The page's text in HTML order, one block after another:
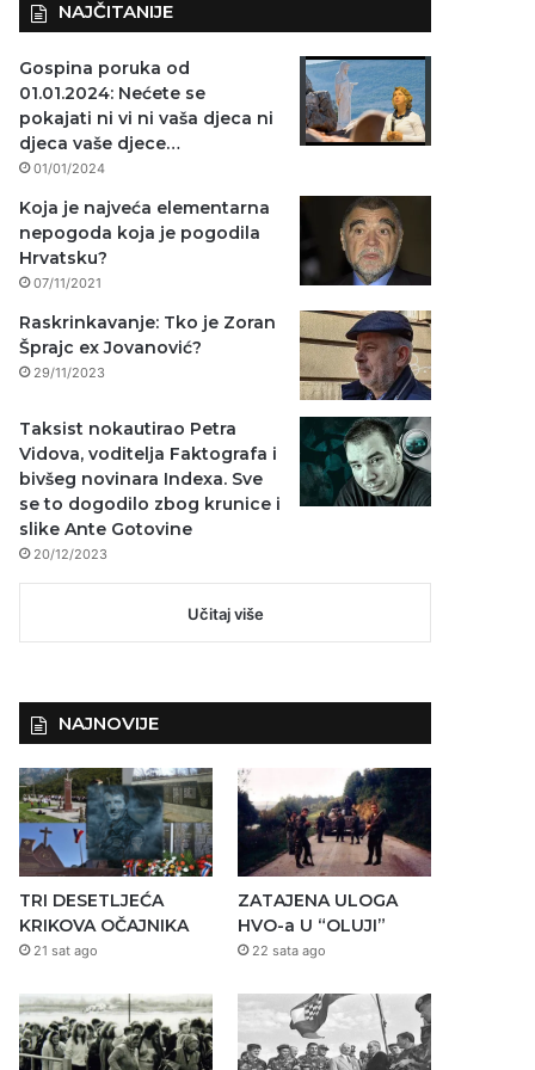
NAJČITANIJE
Gospina poruka od
01.01.2024: Nećete se
pokajati ni vi ni vaša djeca ni
djeca vaše djece…
01/01/2024
Koja je najveća elementarna
nepogoda koja je pogodila
Hrvatsku?
07/11/2021
Raskrinkavanje: Tko je Zoran
Šprajc ex Jovanović?
29/11/2023
Taksist nokautirao Petra
Vidova, voditelja Faktografa i
bivšeg novinara Indexa. Sve
se to dogodilo zbog krunice i
slike Ante Gotovine
20/12/2023
Učitaj više
NAJNOVIJE
TRI DESETLJEĆA
KRIKOVA OČAJNIKA
21 sat ago
ZATAJENA ULOGA
HVO-a U “OLUJI”
22 sata ago